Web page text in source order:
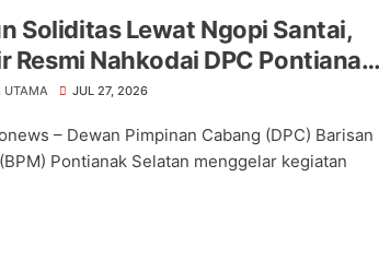
Soliditas Lewat Ngopi Santai,
Resmi Nahkodai DPC Pontianak
UTAMA JUL 27, 2026
– Dewan Pimpinan Cabang (DPC) Barisan
Pontianak Selatan menggelar kegiatan